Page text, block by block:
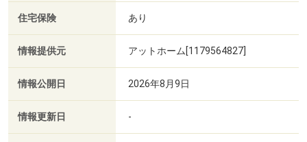
住宅保険 あり
情報提供元 アットホーム[1179564827]
情報公開日 2026年8月9日
情報更新日 -